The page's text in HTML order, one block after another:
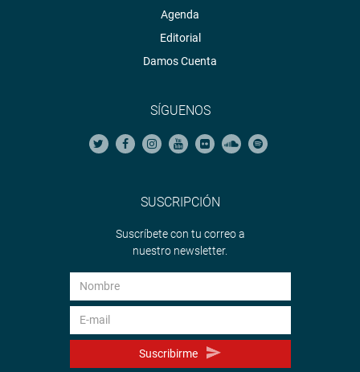
Agenda
Editorial
Damos Cuenta
SÍGUENOS
SUSCRIPCIÓN
Suscríbete con tu correo a
nuestro newsletter.
Suscribirme